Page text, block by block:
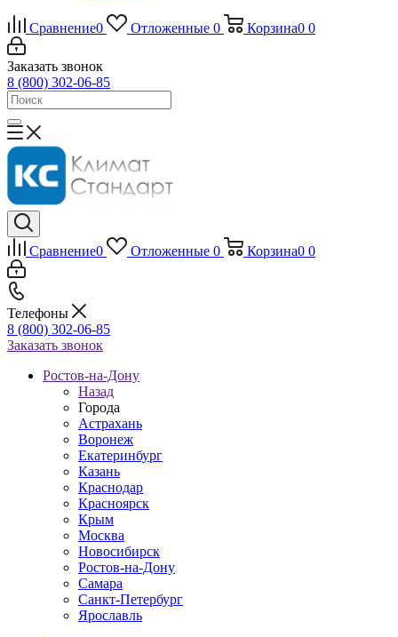
Сравнение0 Отложенные 0 Корзина0 0
Заказать звонок
8 (800) 302-06-85
Сравнение0 Отложенные 0 Корзина0 0
Телефоны
8 (800) 302-06-85
Заказать звонок
Ростов-на-Дону
Назад
Города
Астрахань
Воронеж
Екатеринбург
Казань
Краснодар
Красноярск
Крым
Москва
Новосибирск
Ростов-на-Дону
Самара
Санкт-Петербург
Ярославль